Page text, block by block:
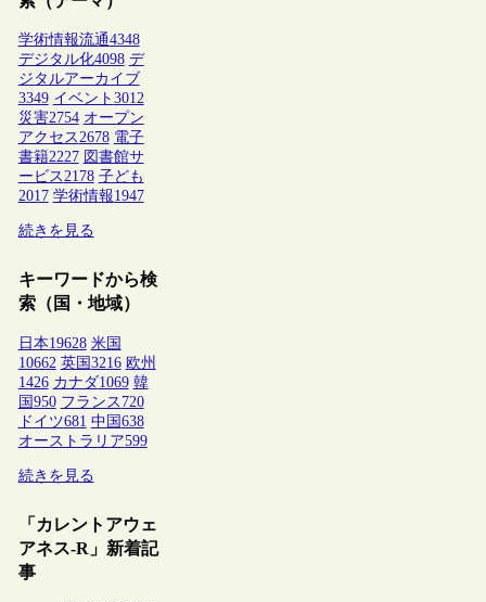
学術情報流通4348
デジタル化4098 デ
ジタルアーカイブ
3349 イベント 3012
災害2754 オープン
アクセス2678 電子
書籍2227 図書館サ
ービス2178 子ども
2017 学術情報1947
続きを見る
キーワードから検
索（国・地域）
日本19628 米国
10662 英国 3216 欧州
1426 カナダ1069 韓
国 950 フランス 720
ドイツ681 中国 638
オーストラリア599
続きを見る
「カレントアウェ
アネス-R」新着記
事